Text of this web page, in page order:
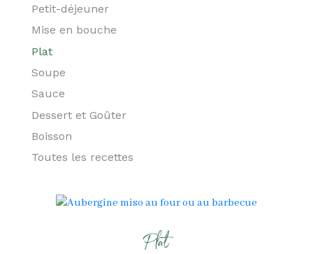
Petit-déjeuner
Mise en bouche
Plat
Soupe
Sauce
Dessert et Goûter
Boisson
Toutes les recettes
Plat